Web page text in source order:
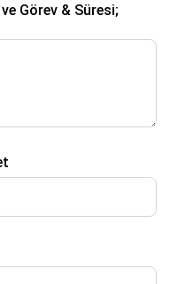
Görev & Süresi;